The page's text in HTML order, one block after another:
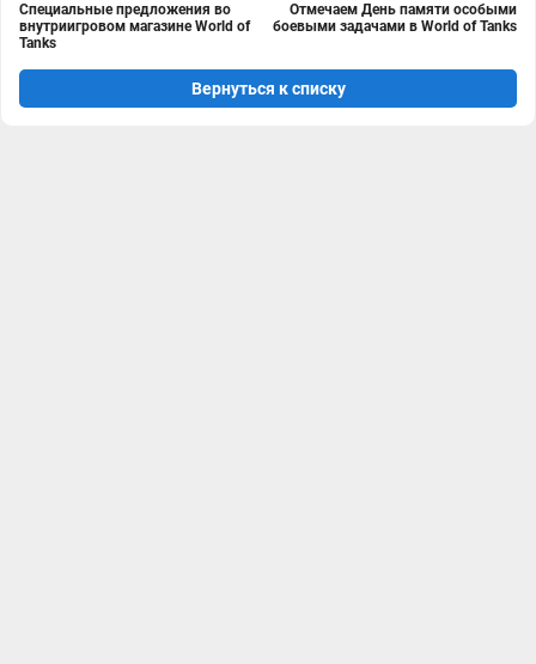
Специальные предложения во
внутриигровом магазине World of
Tanks
Отмечаем День памяти особыми
боевыми задачами в World of Tanks
Вернуться к списку